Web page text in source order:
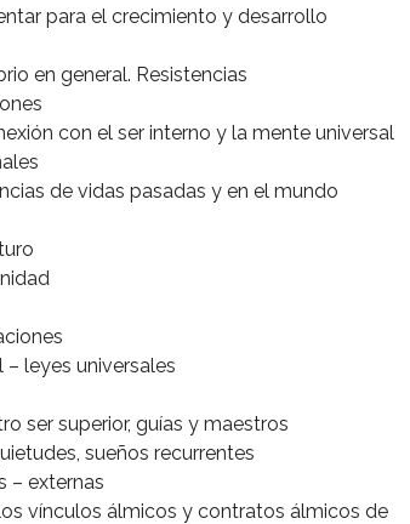
para el crecimiento y desarrollo
en general. Resistencias
con el ser interno y la mente universal
de vidas pasadas y en el mundo
– leyes universales
ser superior, guías y maestros
sueños recurrentes
– externas
vínculos álmicos y contratos álmicos de